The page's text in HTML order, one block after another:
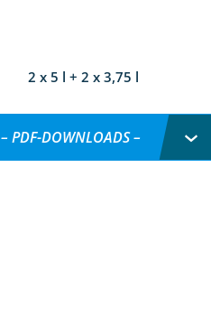
2 x 5 l + 2 x 3,75 l
– PDF-DOWNLOADS –